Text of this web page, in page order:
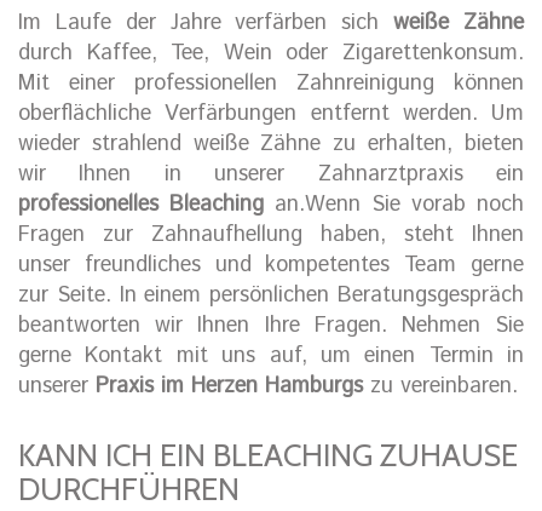
Im Laufe der Jahre verfärben sichweiße Zähne
durch Kaffee, Tee, Wein oder Zigarettenkonsum.
Mit einer professionellen Zahnreinigung können
oberflächliche Verfärbungen entfernt werden. Um
wieder strahlend weiße Zähne zu erhalten, bieten
wir Ihnen in unserer Zahnarztpraxis ein
professionelles Bleaching an.Wenn Sie vorab noch
Fragen zur Zahnaufhellung haben, steht Ihnen
unser freundliches und kompetentes Team gerne
zur Seite. In einem persönlichen Beratungsgespräch
beantworten wir Ihnen Ihre Fragen. Nehmen Sie
gerne Kontakt mit uns auf, um einen Termin in
unserer Praxis im Herzen Hamburgszu vereinbaren.
KANN ICH EIN BLEACHING ZUHAUSE
DURCHFÜHREN